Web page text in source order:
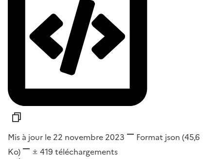
Mis à jour le 22 novembre 2023 Format json (45,6
Ko)
419 téléchargements